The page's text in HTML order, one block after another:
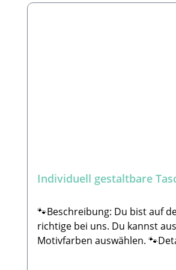
Individuell gestaltbare
🐾Beschreibung: Du bist auf
richtige bei uns. Du kannst
Motivfarben auswählen.